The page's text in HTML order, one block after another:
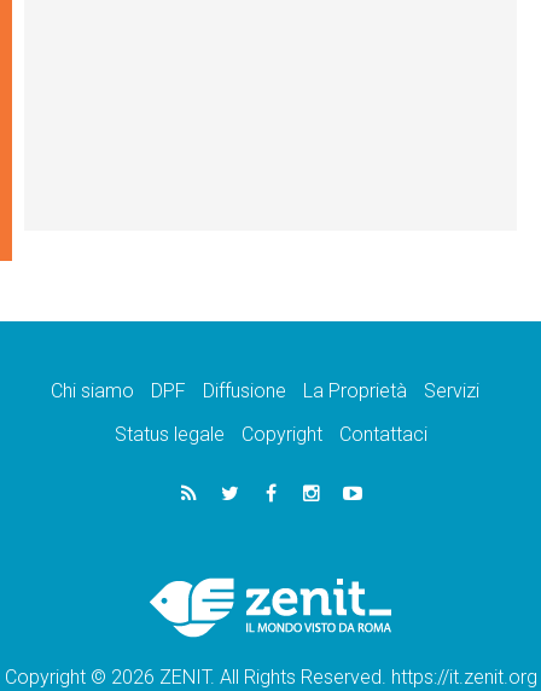
Chi siamo DPF Diffusione La Proprietà
Servizi
Status legale
Copyright Contattaci
Copyright © 2026 ZENIT. All Rights Reserved. https://it.zenit.org